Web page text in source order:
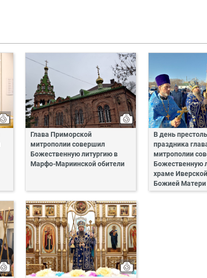
Глава Приморской
митрополии совершил
Божественную литургию в
Марфо-Мариинской обители
В день
праздника
митрополии
Божественную
храме
Божией Матери